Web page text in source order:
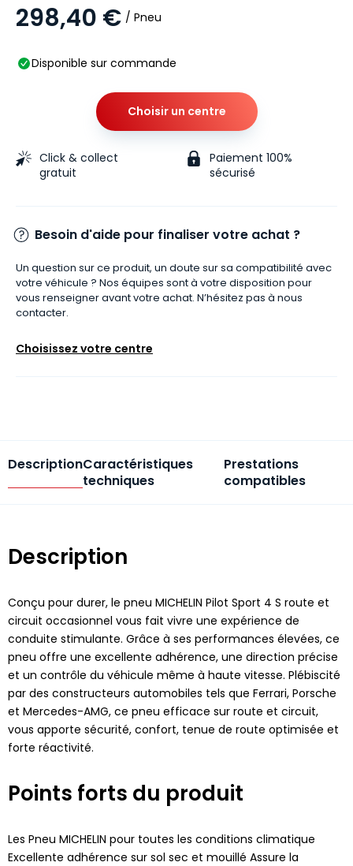
298,40 € / Pneu
Disponible sur commande
Choisir un centre
Click & collect
gratuit
Paiement 100%
sécurisé
Besoin d'aide pour finaliser votre achat ?
Un question sur ce produit, un doute sur sa compatibilité avec
votre véhicule ? Nos équipes sont à votre disposition pour
vous renseigner avant votre achat. N’hésitez pas à nous
contacter.
Choisissez votre centre
DescriptionCaractéristiques
techniques
Prestations
compatibles
Description
Conçu pour durer, le pneu MICHELIN Pilot Sport 4 S route et
circuit occasionnel vous fait vivre une expérience de
conduite stimulante. Grâce à ses performances élevées, ce
pneu offre une excellente adhérence, une direction précise
et un contrôle du véhicule même à haute vitesse. Plébiscité
par des constructeurs automobiles tels que Ferrari, Porsche
et Mercedes-AMG, ce pneu efficace sur route et circuit,
vous apporte sécurité, confort, tenue de route optimisée et
forte réactivité.
Points forts du produit
Les Pneu MICHELIN pour toutes les conditions climatique
Excellente adhérence sur sol sec et mouillé Assure la